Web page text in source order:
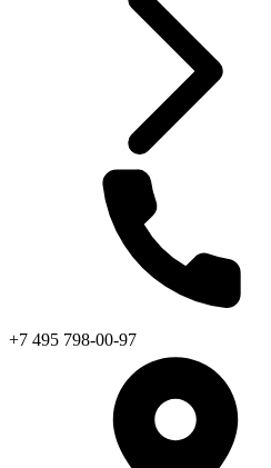
+7 495 798-00-97